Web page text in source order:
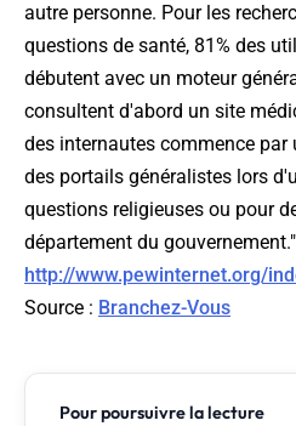
autre personne. Pour les
questions de santé, 81% des
débutent avec un moteur
consultent d'abord un site
des internautes commence par
des portails généralistes lors
questions religieuses ou pour
département du gouvernement."
http://www.pewinternet.org/
Source : Branchez-Vous
Pour poursuivre la lecture